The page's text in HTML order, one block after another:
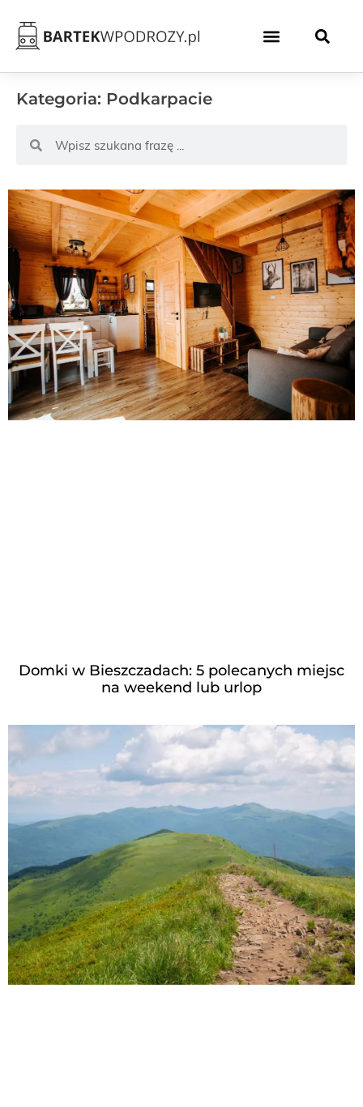
Kategoria: Podkarpacie
Domki w Bieszczadach: 5 polecanych miejsc
na weekend lub urlop